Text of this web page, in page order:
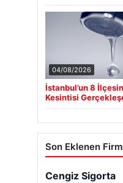
04/08/2026
İstanbul’un 8
Kesintisi
Son Eklenen
Cengiz Sigorta